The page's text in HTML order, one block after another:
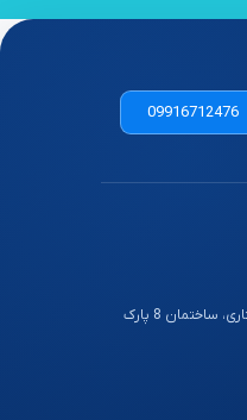
09916712476
مشهد، بلوار ستاری، ساختمان 8 پارک